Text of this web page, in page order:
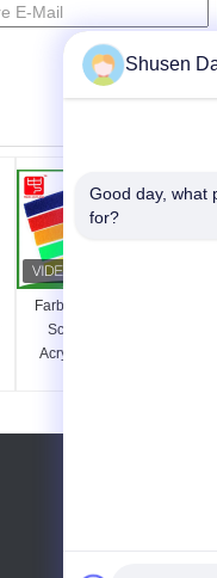
Farbiger Haken-und
Schleifen-Band-
Acrylkleber, Soem-
Shusen
Good day, what
for?